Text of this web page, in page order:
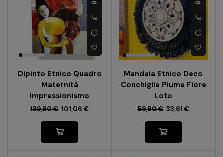
Dipinto Etnico Quadro
Maternità
Impressionismo
139,80€ 101,06€
Mandala Etnico Deco
Conchiglie Piume Fiore
Loto
59,80€ 33,61€